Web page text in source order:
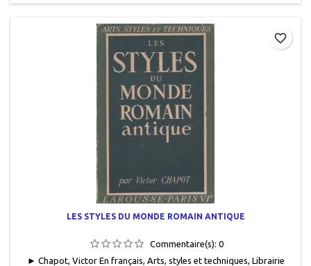
LES STYLES DU MONDE ROMAIN ANTIQUE
Commentaire(s): 0
► Chapot, Victor En français, Arts, styles et techniques, Librairie
favorite_border